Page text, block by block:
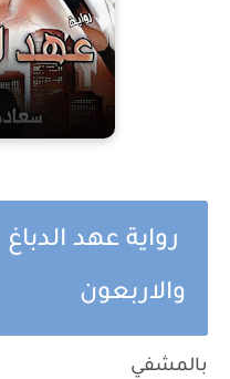
رواية عهد
والاربعون
بالمشفي